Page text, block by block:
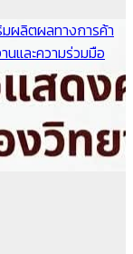
ผลิตผลทางการค้า
นและความร่วมมือ